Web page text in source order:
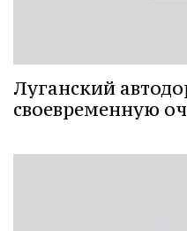
Луганский
своевременную